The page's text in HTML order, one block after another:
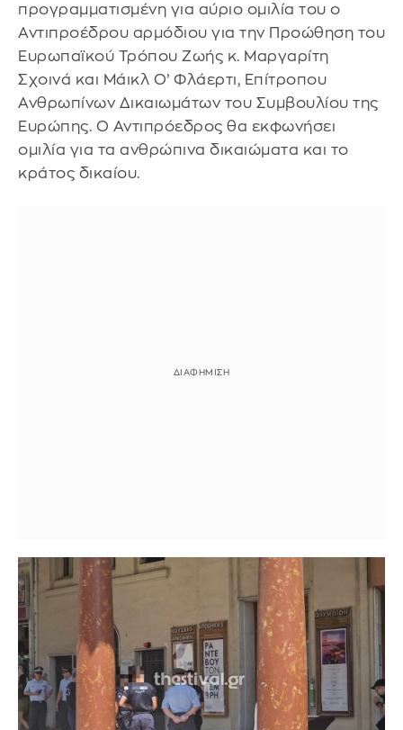
προγραμματισμένη για αύριο ομιλία του ο
Αντιπροέδρου αρμόδιου για την Προώθηση του
Ευρωπαϊκού Τρόπου Ζωής κ. Μαργαρίτη
Σχοινά και Μάικλ Ο’ Φλάερτι, Επίτροπου
Ανθρωπίνων Δικαιωμάτων του Συμβουλίου της
Ευρώπης. Ο Αντιπρόεδρος θα εκφωνήσει
ομιλία για τα ανθρώπινα δικαιώματα και το
κράτος δικαίου.